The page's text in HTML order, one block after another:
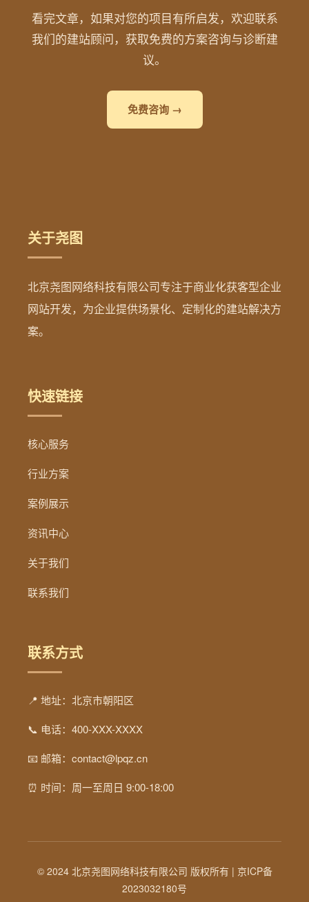
看完文章，如果对您的项目有所启发，欢迎联系
我们的建站顾问，获取免费的方案咨询与诊断建
议。
免费咨询 →
关于尧图
北京尧图网络科技有限公司专注于商业化获客型企业
网站开发，为企业提供场景化、定制化的建站解决方
案。
快速链接
核心服务
行业方案
案例展示
资讯中心
关于我们
联系我们
联系方式
📍 地址：北京市朝阳区
📞 电话：400-XXX-XXXX
📧 邮箱：contact@lpqz.cn
⏰ 时间：周一至周日 9:00-18:00
© 2024 北京尧图网络科技有限公司 版权所有 | 京ICP备
2023032180号